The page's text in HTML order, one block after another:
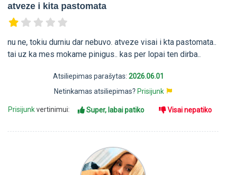
atveze i kita pastomata
nu ne, tokiu durniu dar nebuvo. atveze visai i kta pastomata..
tai uz ka mes mokame pinigus.. kas per lopai ten dirba..
Atsiliepimas parašytas: 2026.06.01
Netinkamas atsiliepimas? Prisijunk
Prisijunkvertinimui: Super, labai patiko Visai nepatiko